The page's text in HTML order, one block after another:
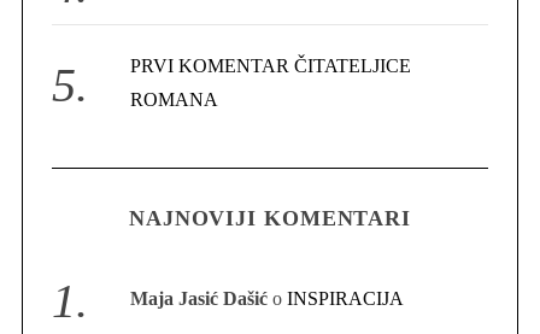
PRVI KOMENTAR ČITATELJICE
ROMANA
NAJNOVIJI KOMENTARI
Maja Jasić Dašić oINSPIRACIJA
r